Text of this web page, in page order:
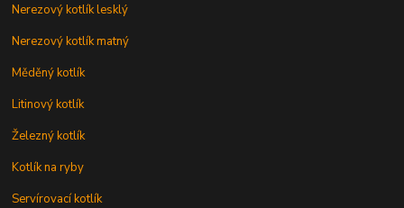
Nerezový kotlík lesklý
Nerezový kotlík matný
Měděný kotlík
Litinový kotlík
Železný kotlík
Kotlík na ryby
Servírovací kotlík